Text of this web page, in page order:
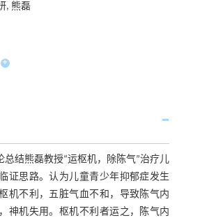
, 熊磊
+
总结熊磊教授“运枢机，除陈气”治疗儿
证思路。认为儿童青少年抑郁症发生
机不利，五脏气血不和，导致陈气内
神机失用。枢机不利者运之，陈气内